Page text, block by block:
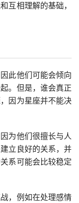
互相理解的基础，
此他们可能会倾向
。但是，谁会真正
因为星座并不能决
为他们很擅长与人
立良好的关系，并
系可能会比较稳定
，例如在处理感情